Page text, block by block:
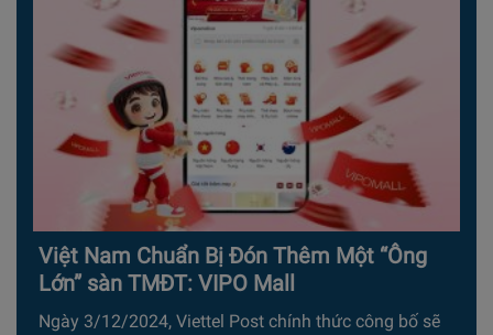
Việt Nam Chuẩn Bị Đón Thêm Một “Ông
Lớn” sàn TMĐT: VIPO Mall
Ngày 3/12/2024, Viettel Post chính thức công bố sẽ